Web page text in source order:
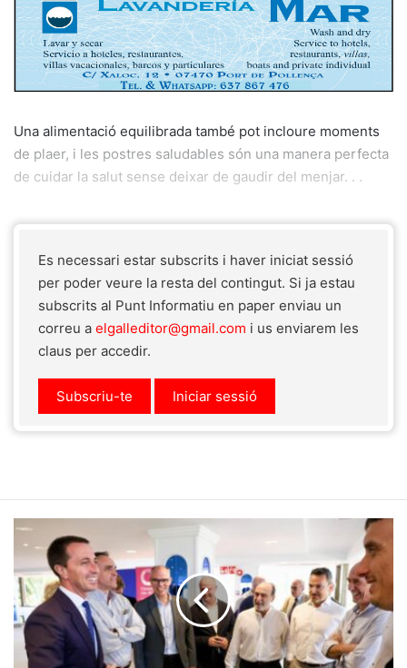
Una alimentació equilibrada també pot incloure moments
de plaer, i les postres saludables són una manera perfecta
de cuidar la salut sense deixar de gaudir del menjar. . .
Es necessari estar subscrits i haver iniciat sessió
per poder veure la resta del contingut. Si ja estau
subscrits al Punt Informatiu en paper enviau un
correu a elgalleditor@gmail.com i us enviarem les
claus per accedir.
Subscriu-te Iniciar sessió
Galmés
vincula
regulació
de
vehicles
amb
una